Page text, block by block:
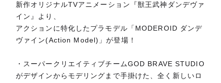
新作オリジナルTVアニメーション『獣王武神ダンデヴァ
イン』より、
アクションに特化したプラモデル「MODEROID ダンデ
ヴァイン(Action Model)」が登場！
・スーパークリエイティブチームGOD BRAVE STUDIO
がデザインからモデリングまで手掛けた、全く新しいロ